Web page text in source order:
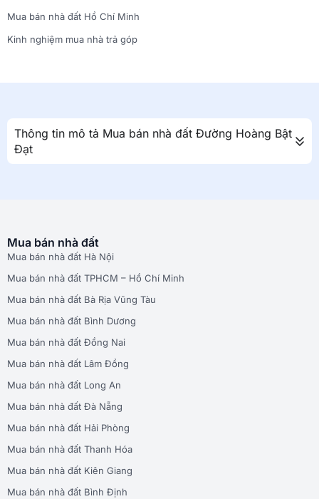
Mua bán nhà đất Hồ Chí Minh
Kinh nghiệm mua nhà trả góp
Thông tin mô tả Mua bán nhà đất Đường Hoàng Bật
Đạt
Mua bán nhà đất
Mua bán nhà đất Hà Nội
Mua bán nhà đất TPHCM – Hồ Chí Minh
Mua bán nhà đất Bà Rịa Vũng Tàu
Mua bán nhà đất Bình Dương
Mua bán nhà đất Đồng Nai
Mua bán nhà đất Lâm Đồng
Mua bán nhà đất Long An
Mua bán nhà đất Đà Nẵng
Mua bán nhà đất Hải Phòng
Mua bán nhà đất Thanh Hóa
Mua bán nhà đất Kiên Giang
Mua bán nhà đất Bình Định